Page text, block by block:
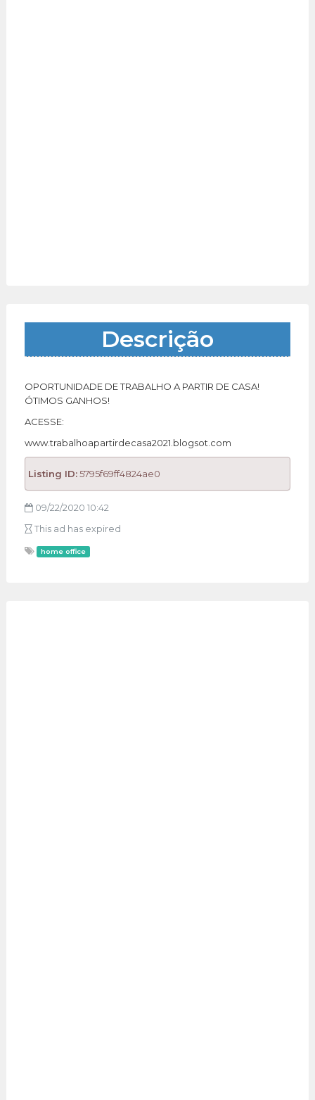
Descrição
OPORTUNIDADE DE TRABALHO A PARTIR DE CASA!
ÓTIMOS GANHOS!
ACESSE:
www.trabalhoapartirdecasa2021.blogsot.com
Listing ID:5795f69ff4824ae0
09/22/2020 10:42
This ad has expired
home office